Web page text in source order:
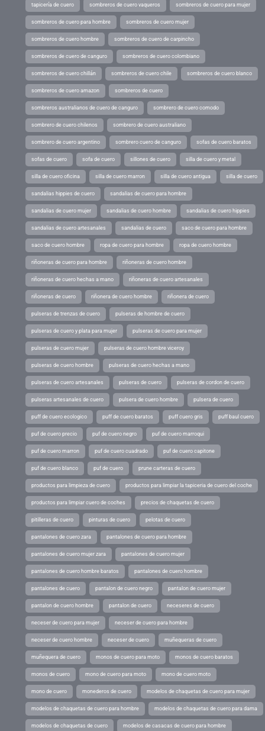
tapicería de cuero sombreros de cuero vaqueros sombreros de cuero para mujer
sombreros de cuero para hombre sombreros de cuero mujer
sombreros de cuero hombre sombreros de cuero de carpincho
sombreros de cuero de canguro sombreros de cuero colombiano
sombreros de cuero chillán sombreros de cuero chile sombreros de cuero blanco
sombreros de cuero amazon sombreros de cuero
sombreros australianos de cuero de canguro sombrero de cuero comodo
sombrero de cuero chilenos sombrero de cuero australiano
sombrero de cuero argentino sombrero cuero de canguro sofas de cuero baratos
sofas de cuero sofa de cuero sillones de cuero silla de cuero y metal
silla de cuero oficina silla de cuero marron silla de cuero antigua silla de cuero
sandalias hippies de cuero sandalias de cuero para hombre
sandalias de cuero mujer sandalias de cuero hombre sandalias de cuero hippies
sandalias de cuero artesanales sandalias de cuero saco de cuero para hombre
saco de cuero hombre ropa de cuero para hombre ropa de cuero hombre
riñoneras de cuero para hombre riñoneras de cuero hombre
riñoneras de cuero hechas a mano riñoneras de cuero artesanales
riñoneras de cuero riñonera de cuero hombre riñonera de cuero
pulseras de trenzas de cuero pulseras de hombre de cuero
pulseras de cuero y plata para mujer pulseras de cuero para mujer
pulseras de cuero mujer pulseras de cuero hombre viceroy
pulseras de cuero hombre pulseras de cuero hechas a mano
pulseras de cuero artesanales pulseras de cuero pulseras de cordon de cuero
pulseras artesanales de cuero pulsera de cuero hombre pulsera de cuero
puff de cuero ecologico puff de cuero baratos puff cuero gris puff baul cuero
puf de cuero precio puf de cuero negro puf de cuero marroqui
puf de cuero marron puf de cuero cuadrado puf de cuero capitone
puf de cuero blanco puf de cuero prune carteras de cuero
productos para limpieza de cuero productos para limpiar la tapiceria de cuero del coche
productos para limpiar cuero de coches precios de chaquetas de cuero
pitilleras de cuero pinturas de cuero pelotas de cuero
pantalones de cuero zara pantalones de cuero para hombre
pantalones de cuero mujer zara pantalones de cuero mujer
pantalones de cuero hombre baratos pantalones de cuero hombre
pantalones de cuero pantalon de cuero negro pantalon de cuero mujer
pantalon de cuero hombre pantalon de cuero neceseres de cuero
neceser de cuero para mujer neceser de cuero para hombre
neceser de cuero hombre neceser de cuero muñequeras de cuero
muñequera de cuero monos de cuero para moto monos de cuero baratos
monos de cuero mono de cuero para moto mono de cuero moto
mono de cuero monederos de cuero modelos de chaquetas de cuero para mujer
modelos de chaquetas de cuero para hombre modelos de chaquetas de cuero para dama
modelos de chaquetas de cuero modelos de casacas de cuero para hombre